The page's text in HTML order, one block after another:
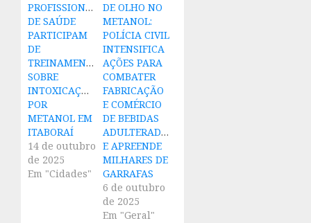
PROFISSIONAIS
DE SAÚDE
PARTICIPAM
DE
TREINAMENTO
SOBRE
INTOXICAÇÃO
POR
METANOL EM
ITABORAÍ
14 de outubro
de 2025
Em "Cidades"
DE OLHO NO
METANOL:
POLÍCIA CIVIL
INTENSIFICA
AÇÕES PARA
COMBATER
FABRICAÇÃO
E COMÉRCIO
DE BEBIDAS
ADULTERADAS
E APREENDE
MILHARES DE
GARRAFAS
6 de outubro
de 2025
Em "Geral"